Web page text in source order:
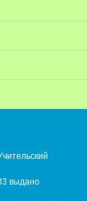
выдано